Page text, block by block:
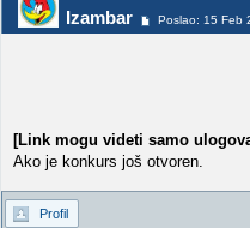
Izambar Poslao: 15 Feb
[Link mogu videti samo
Ako je konkurs još otvoren.
Profil